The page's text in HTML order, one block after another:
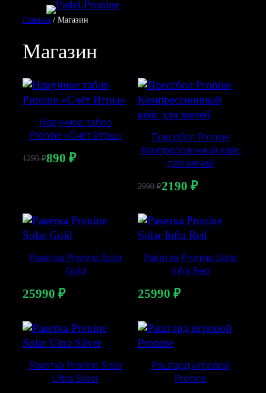
Главная / Магазин
Магазин
Наручное табло
Pronine «Счёт Игры»
1290₽
Первоначальная
1290 ₽.
890 ₽
Текущая
Прессбол Pronine
Компрессионный кейс
для мячей
2990₽
Первоначальная
цена
составляла
2190 ₽
Текущая
цена:
2190 ₽.
Ракетка Pronine Solar
Gold
25990 ₽
Ракетка Pronine Solar
Infra Red
25990 ₽
Ракетка Pronine Solar
Ultra Silver
Рашгард игровой
Pronine